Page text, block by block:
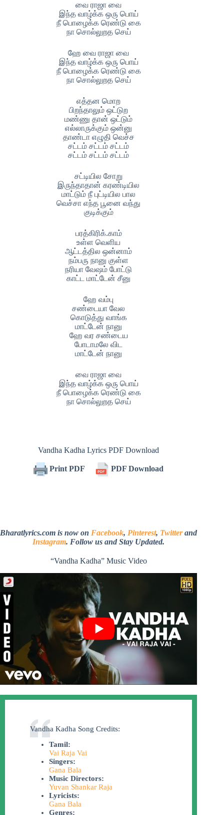
வை ராஜா வை
இந்த வாழ்க்க ஒரு பொய்
நீ பொழைக்க ரெண்டு கை
நா சொல்லுறத செய்
ஹே வை ராஜா வை
இந்த வாழ்க்க ஒரு பொய்
நீ பொழைக்க ரெண்டு கை
நா சொல்லுறத செய்
எத்தன மொற
பிறந்தாலும் ஒட்டுற
மண்ணு தான் ஒட்டும்
எல்லாருக்கும் ஒன்னு
தாண்டா எழுதி வெச்ச
சட்டம் சட்டம் சட்டம்
சட்டம் சட்டம் சட்டம்
சட்டியில சோறு
இருந்தாதான் கரண்டியில
மாட்டும் நீ புட்டியில பால
வெச்சா எந்த பூனை வந்து
குடிக்கும்
பரத்கிரிக்.காம்
உள்ள வெளிய
ஆட்டத்தில ஒன்னாம்
நம்பரு நானு குள்ள
நரியா வேஷம் போட்டு
காட்ட மாட்டேன் சீனு
ஹே வம்பு
சண்டையா வேல
கொடுத்து வாங்க
மாட்டேன் நானு
ஹே வர சண்டைய
போடாமலே விட
மாட்டேன் நானு
வை ராஜா வை
இந்த வாழ்க்க ஒரு பொய்
நீ பொழைக்க ரெண்டு கை
நா சொல்லுறத செய்
Vandha Kadha Lyrics PDF Download
Print PDF PDF Download
Bharatlyrics.com is now on Facebook, Pinterest, Twitterand
Instagram. Follow us and Stay Updated.
“Vandha Kadha” Music Video
Vandha Kadha Song Credits:
Tamil:
Vai Raja Vai
Singers:
Gana Bala
Music Directors:
Yuvan Shankar Raja
Lyricists:
Gana Bala
Genres: